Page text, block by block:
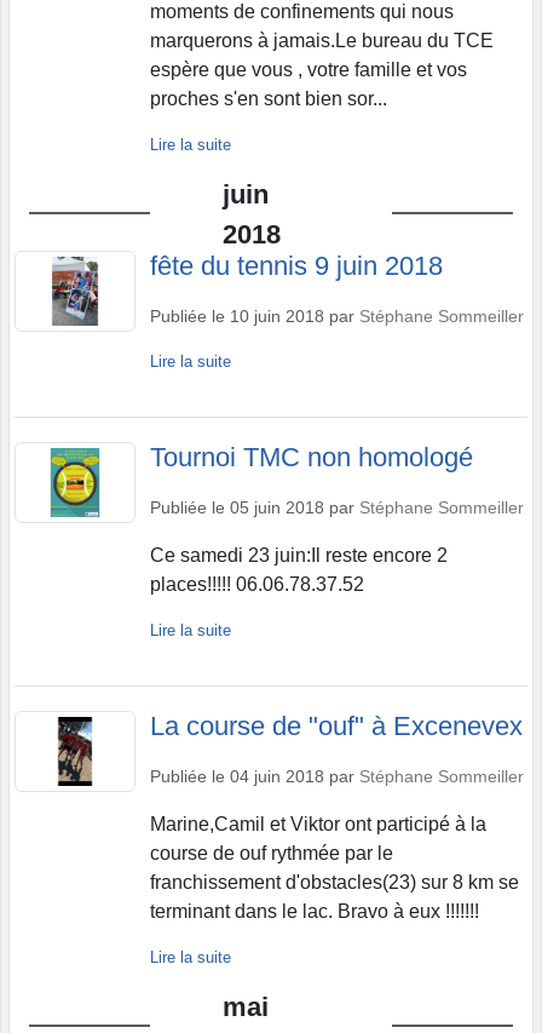
moments de confinements qui nous
marquerons à jamais.Le bureau du TCE
espère que vous , votre famille et vos
proches s'en sont bien sor...
Lire la suite
juin
2018
fête du tennis 9 juin 2018
Publiée le 10 juin 2018 par Stéphane Sommeiller
Lire la suite
Tournoi TMC non homologé
Publiée le 05 juin 2018 par Stéphane Sommeiller
Ce samedi 23 juin:Il reste encore 2
places!!!!! 06.06.78.37.52
Lire la suite
La course de "ouf" à Excenevex
Publiée le 04 juin 2018 par Stéphane Sommeiller
Marine,Camil et Viktor ont participé à la
course de ouf rythmée par le
franchissement d'obstacles(23) sur 8 km se
terminant dans le lac. Bravo à eux !!!!!!!
Lire la suite
mai